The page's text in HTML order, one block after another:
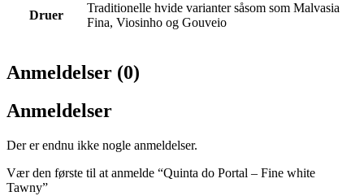
Druer
Traditionelle hvide varianter såsom som Malvasia
Fina, Viosinho og Gouveio
Anmeldelser (0)
Anmeldelser
Der er endnu ikke nogle anmeldelser.
Vær den første til at anmelde “Quinta do Portal – Fine white
Tawny”